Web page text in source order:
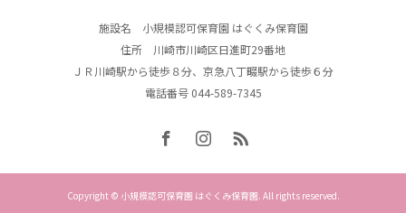
施設名 小規模認可保育園 はぐくみ保育園
住所 川崎市川崎区日進町29番地
ＪＲ川崎駅から徒歩８分、京急八丁畷駅から徒歩６分
電話番号 044-589-7345
Copyright © 小規模認可保育園 はぐくみ保育園. All rights reserved.